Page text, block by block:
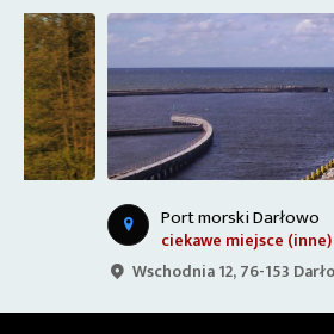
Port morski Darłowo
ciekawe miejsce (inne)
Wschodnia 12, 76-153 Darłowo, Poland